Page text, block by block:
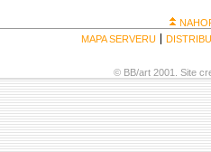
MAPA SERVERU
© BB/art 2001. Site